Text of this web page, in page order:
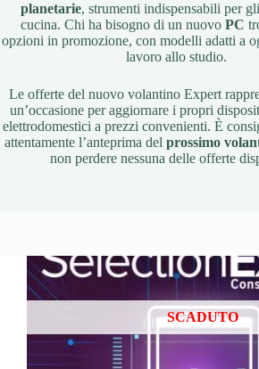
planetarie, strumenti indispensabili per
cucina. Chi ha bisogno di un nuovoPC
opzioni in promozione, con modelli adatti a
lavoro allo studio.
Le offerte del nuovo volantino Expert
un’occasione per aggiornare i propri
elettrodomestici a prezzi convenienti. È
attentamente l’anteprima delprossimo
non perdere nessuna delle offerte
SCADUTO